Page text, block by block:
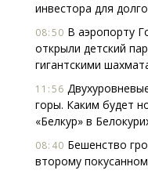
инвестора для
08:50 В аэропорту
открыли детский
гигантскими
11:56
горы. Каким будет
«Белкур» в
08:40 Бешенство
второму